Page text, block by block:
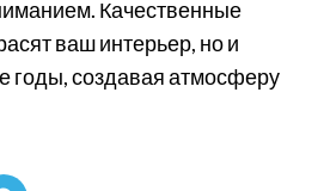
Качественные
ваш интерьер, но и
годы, создавая атмосферу